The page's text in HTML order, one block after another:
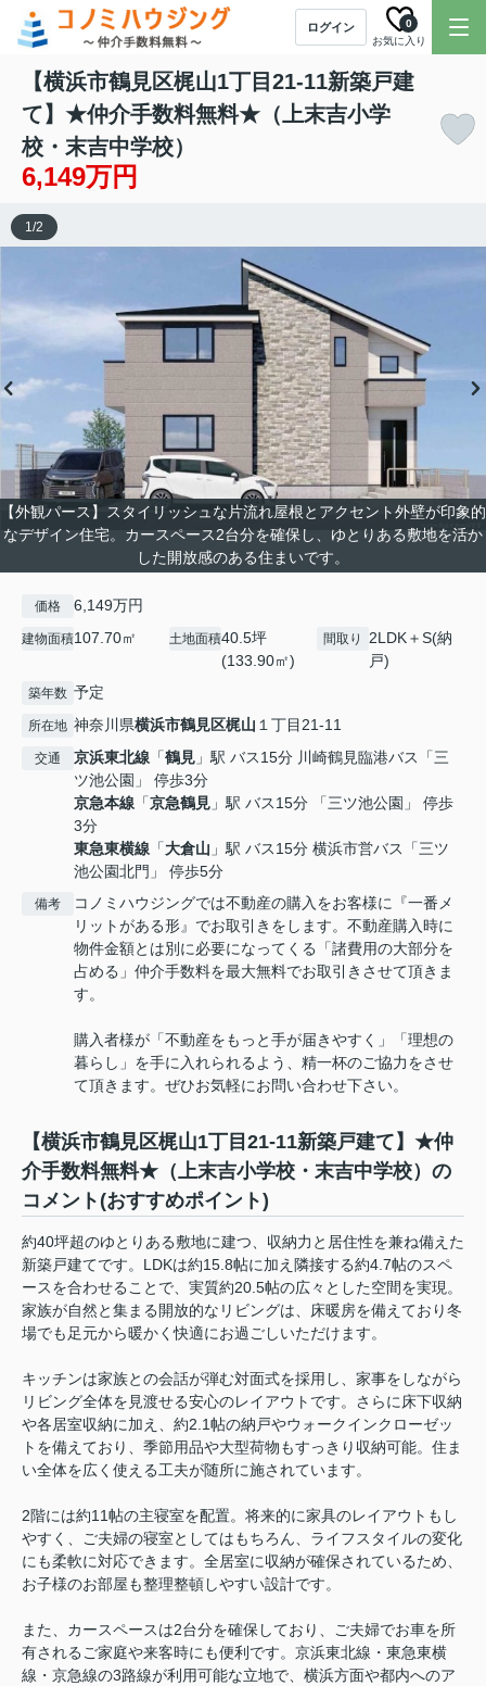
ログイン
お気に入り
0
【横浜市鶴見区梶山1丁目21-11新築戸建
て】★仲介手数料無料★（上末吉小学
校・末吉中学校）
6,149万円
【外観パース】スタイリッシュな片流れ屋根とアクセント外壁が印象的
なデザイン住宅。カースペース2台分を確保し、ゆとりある敷地を活か
した開放感のある住まいです。
1/2
価格 6,149万円
建物面積107.70㎡ 土地面積40.5坪
(133.90㎡)
間取り
2LDK＋S(納
戸)
築年数 予定
所在地 神奈川県横浜市鶴見区梶山 １丁目21-11
交通 京浜東北線 「鶴見 」駅 バス15分 川崎鶴見臨港バス「三
ツ池公園」 停歩3分
京急本線 「京急鶴見 」駅 バス15分 「三ツ池公園」 停歩
3分
東急東横線 「大倉山 」駅 バス15分 横浜市営バス「三ツ
池公園北門」 停歩5分
備考
コノミハウジングでは不動産の購入をお客様に『一番メ
リットがある形』でお取引きをします。不動産購入時に
物件金額とは別に必要になってくる「諸費用の大部分を
占める」仲介手数料を最大無料でお取引きさせて頂きま
す。
購入者様が「不動産をもっと手が届きやすく」「理想の
暮らし」を手に入れられるよう、精一杯のご協力をさせ
て頂きます。ぜひお気軽にお問い合わせ下さい。
【横浜市鶴見区梶山1丁目21-11新築戸建て】★仲
介手数料無料★（上末吉小学校・末吉中学校）の
コメント(おすすめポイント)
約40坪超のゆとりある敷地に建つ、収納力と居住性を兼ね備えた
新築戸建てです。LDKは約15.8帖に加え隣接する約4.7帖のスペ
ースを合わせることで、実質約20.5帖の広々とした空間を実現。
家族が自然と集まる開放的なリビングは、床暖房を備えており冬
場でも足元から暖かく快適にお過ごしいただけます。
キッチンは家族との会話が弾む対面式を採用し、家事をしながら
リビング全体を見渡せる安心のレイアウトです。さらに床下収納
や各居室収納に加え、約2.1帖の納戸やウォークインクローゼッ
トを備えており、季節用品や大型荷物もすっきり収納可能。住ま
い全体を広く使える工夫が随所に施されています。
2階には約11帖の主寝室を配置。将来的に家具のレイアウトもし
やすく、ご夫婦の寝室としてはもちろん、ライフスタイルの変化
にも柔軟に対応できます。全居室に収納が確保されているため、
お子様のお部屋も整理整頓しやすい設計です。
また、カースペースは2台分を確保しており、ご夫婦でお車を所
有されるご家庭や来客時にも便利です。京浜東北線・東急東横
線・京急線の3路線が利用可能な立地で、横浜方面や都内へのア